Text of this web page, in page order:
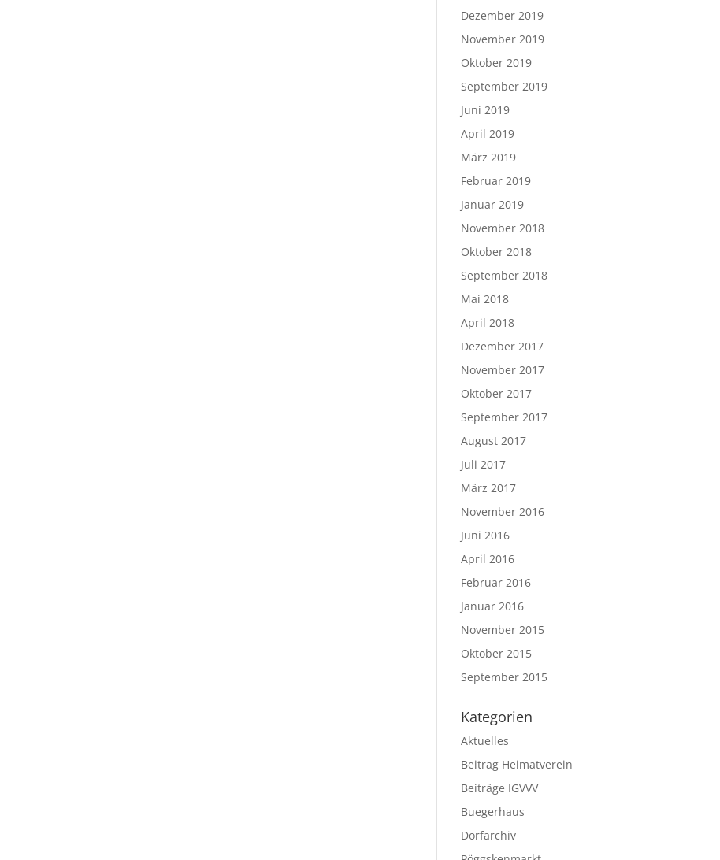
Dezember 2019
November 2019
Oktober 2019
September 2019
Juni 2019
April 2019
März 2019
Februar 2019
Januar 2019
November 2018
Oktober 2018
September 2018
Mai 2018
April 2018
Dezember 2017
November 2017
Oktober 2017
September 2017
August 2017
Juli 2017
März 2017
November 2016
Juni 2016
April 2016
Februar 2016
Januar 2016
November 2015
Oktober 2015
September 2015
Kategorien
Aktuelles
Beitrag Heimatverein
Beiträge IGVVV
Buegerhaus
Dorfarchiv